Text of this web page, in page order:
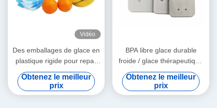
Vidéo
Des emballages de glace en
plastique rigide pour repas
de qualité alimentaire en
HDPE
Obtenez le meilleur
prix
BPA libre glace durable
froide / glace thérapeutique
légère pour les aliments
surgelés
Obtenez le meilleur
prix